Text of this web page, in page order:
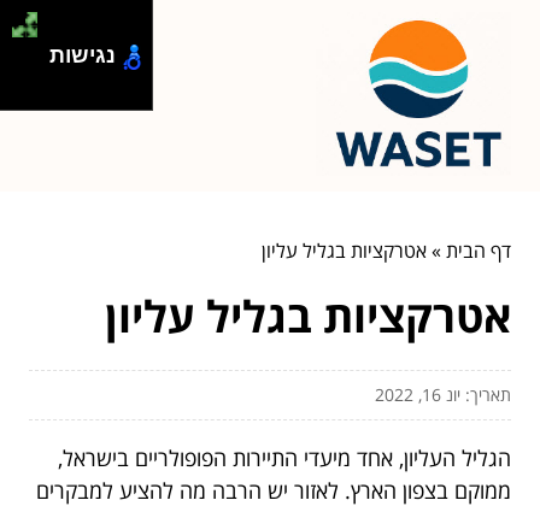
דף הבית»אטרקציות בגליל עליון
אטרקציות בגליל עליון
תאריך: יונ 16, 2022
הגליל העליון, אחד מיעדי התיירות הפופולריים בישראל,
ממוקם בצפון הארץ. לאזור יש הרבה מה להציע למבקרים
נגישות